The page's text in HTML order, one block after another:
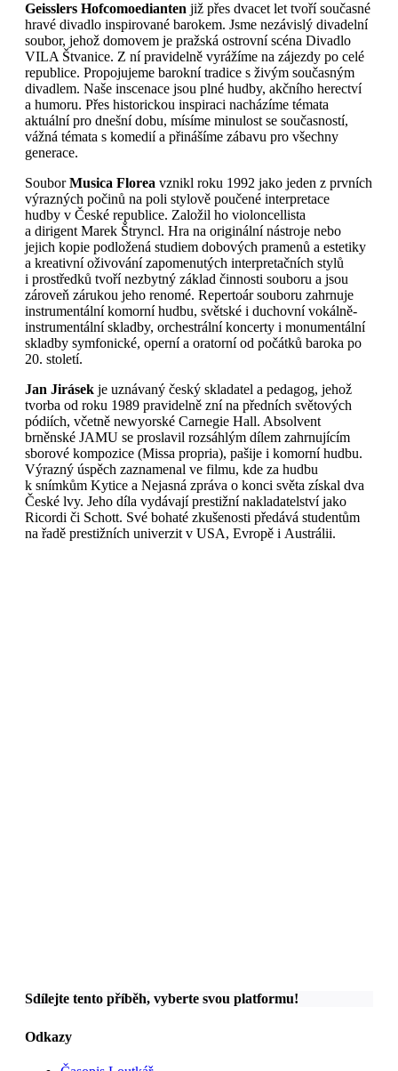
Geisslers Hofcomoedianten již přes dvacet let tvoří současné
hravé divadlo inspirované barokem. Jsme nezávislý divadelní
soubor, jehož domovem je pražská ostrovní scéna Divadlo
VILA Štvanice. Z ní pravidelně vyrážíme na zájezdy po celé
republice. Propojujeme barokní tradice s živým současným
divadlem. Naše inscenace jsou plné hudby, akčního herectví
a humoru. Přes historickou inspiraci nacházíme témata
aktuální pro dnešní dobu, mísíme minulost se současností,
vážná témata s komedií a přinášíme zábavu pro všechny
generace.
SouborMusica Florea vznikl roku 1992 jako jeden z prvních
výrazných počinů na poli stylově poučené interpretace
hudby v České republice. Založil ho violoncellista
a dirigent Marek Štryncl. Hra na originální nástroje nebo
jejich kopie podložená studiem dobových pramenů a estetiky
a kreativní oživování zapomenutých interpretačních stylů
i prostředků tvoří nezbytný základ činnosti souboru a jsou
zároveň zárukou jeho renomé. Repertoár souboru zahrnuje
instrumentální komorní hudbu, světské i duchovní vokálně-
instrumentální skladby, orchestrální koncerty i monumentální
skladby symfonické, operní a oratorní od počátků baroka po
20. století.
Jan Jirásekje uznávaný český skladatel a pedagog, jehož
tvorba od roku 1989 pravidelně zní na předních světových
pódiích, včetně newyorské Carnegie Hall. Absolvent
brněnské JAMU se proslavil rozsáhlým dílem zahrnujícím
sborové kompozice (Missa propria), pašije i komorní hudbu.
Výrazný úspěch zaznamenal ve filmu, kde za hudbu
k snímkům Kytice a Nejasná zpráva o konci světa získal dva
České lvy. Jeho díla vydávají prestižní nakladatelství jako
Ricordi či Schott. Své bohaté zkušenosti předává studentům
na řadě prestižních univerzit v USA, Evropě i Austrálii.
Sdílejte tento příběh, vyberte svou platformu!
Odkazy